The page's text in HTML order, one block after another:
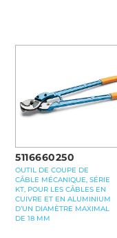
5116660250
OUTIL DE COUPE DE
CÂBLE MÉCANIQUE, SÉRIE
KT, POUR LES CÂBLES EN
CUIVRE ET EN ALUMINIUM
D’UN DIAMÈTRE MAXIMAL
DE 18 MM